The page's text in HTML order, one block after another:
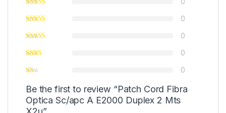
0
0
0
0
Be the first to review “Patch Cord Fibra
Optica Sc/apc A E2000 Duplex 2 Mts